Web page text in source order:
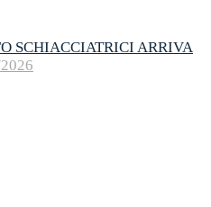
SCHIACCIATRICI ARRIVA